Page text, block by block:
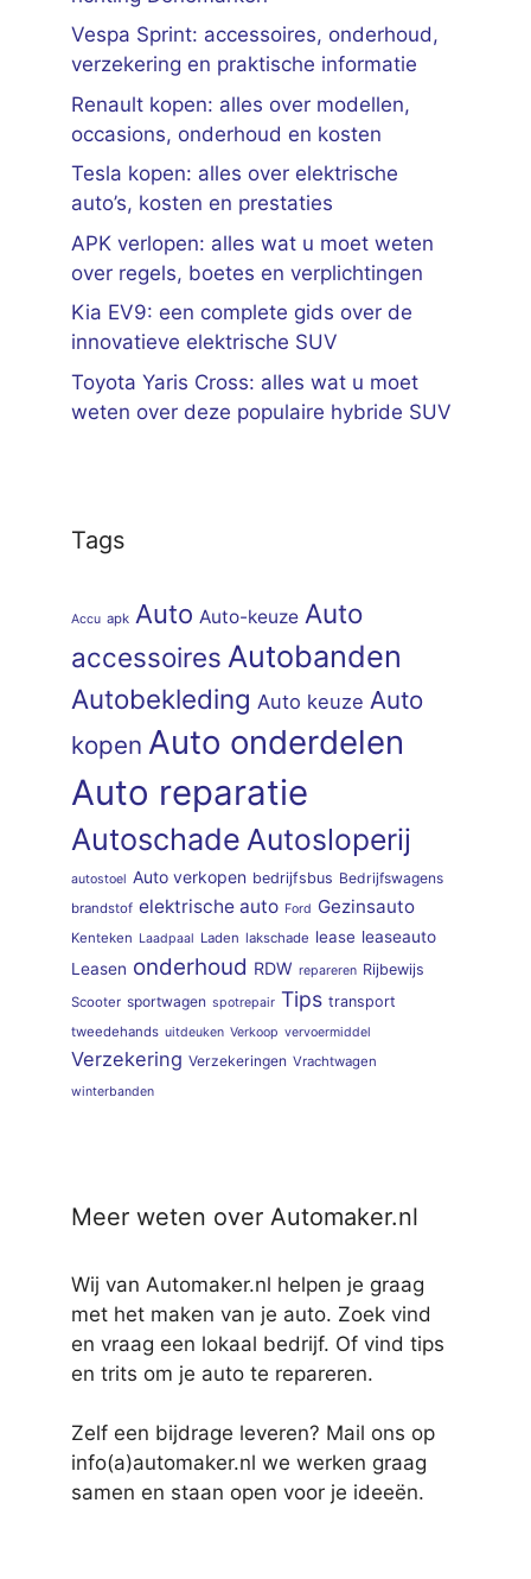
Vespa Sprint: accessoires, onderhoud,
verzekering en praktische informatie
Renault kopen: alles over modellen,
occasions, onderhoud en kosten
Tesla kopen: alles over elektrische
auto’s, kosten en prestaties
APK verlopen: alles wat u moet weten
over regels, boetes en verplichtingen
Kia EV9: een complete gids over de
innovatieve elektrische SUV
Toyota Yaris Cross: alles wat u moet
weten over deze populaire hybride SUV
Tags
Accu apk Auto Auto-keuze Auto
accessoires Autobanden
Autobekleding Auto keuze Auto
kopen Auto onderdelen
Auto reparatie
Autoschade Autosloperij
autostoel Auto verkopen bedrijfsbus Bedrijfswagens
brandstof elektrische auto Ford Gezinsauto
Kenteken Laadpaal Laden lakschade lease leaseauto
Leasen onderhoud RDW repareren Rijbewijs
Scooter sportwagen spotrepair Tips transport
tweedehands uitdeuken Verkoop vervoermiddel
Verzekering Verzekeringen Vrachtwagen
winterbanden
Meer weten over Automaker.nl
Wij van Automaker.nl helpen je graag
met het maken van je auto. Zoek vind
en vraag een lokaal bedrijf. Of vind tips
en trits om je auto te repareren.
Zelf een bijdrage leveren? Mail ons op
info(a)automaker.nl we werken graag
samen en staan open voor je ideeën.